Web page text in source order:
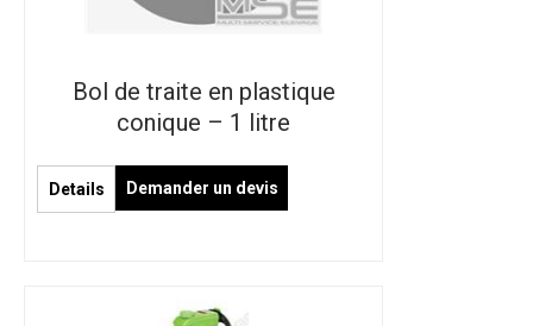
Bol de traite en plastique
conique – 1 litre
Demander un devis
Details